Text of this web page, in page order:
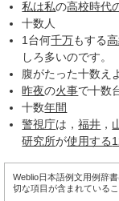
私は私の高校時代
十数人
1台何千万もする
しろ多いのです。
腹がたった十数え
昨夜の火事で十数
十数年間
警視庁は，福井 ，
研究所が使用する
Weblio日本語例文用例辞
切な項目が含まれている